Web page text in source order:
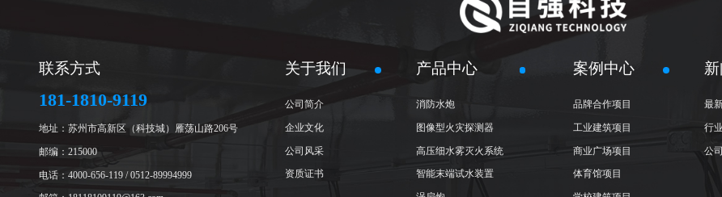
联系方式
181-1810-9119
地址：苏州市高新区（科技城）雁荡山路206号
邮编：215000
电话：4000-656-119 / 0512-89994999
关于我们
公司简介
企业文化
公司风采
资质证书
产品中心
消防水炮
图像型火灾探测器
高压细水雾灭火系统
智能末端试水装置
案例中心
品牌合作项目
工业建筑项目
商业广场项目
体育馆项目
最
行
公